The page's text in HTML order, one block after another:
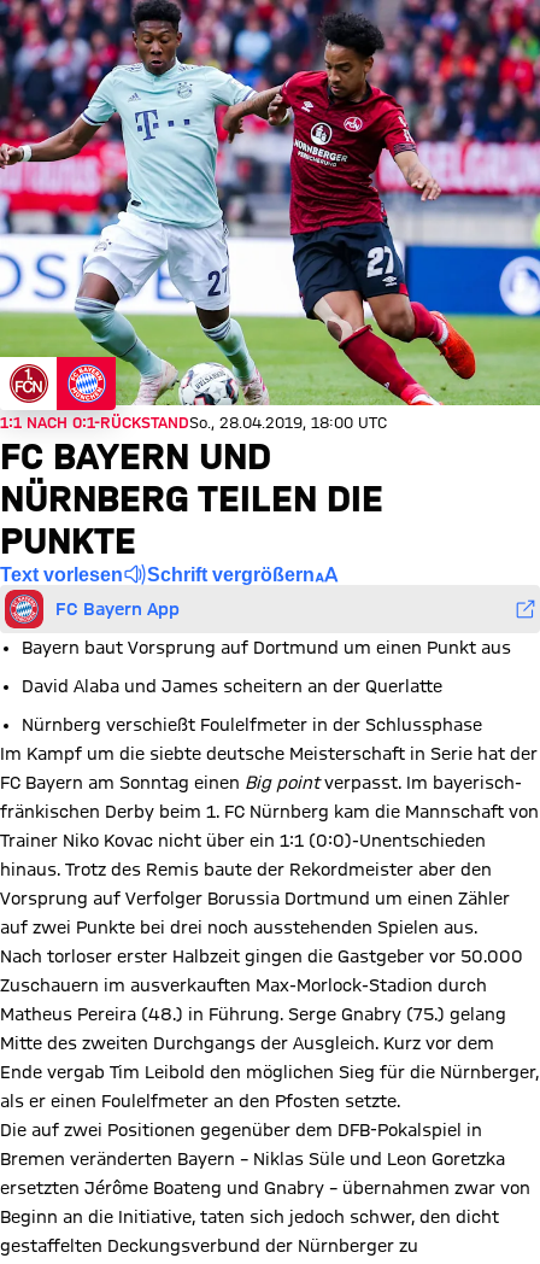
1:1 NACH 0:1-RÜCKSTANDSo., 28.04.2019, 18:00 UTC
FC BAYERN UND
NÜRNBERG TEILEN DIE
PUNKTE
Text vorlesen Schrift vergrößern
FC Bayern App
Bayern baut Vorsprung auf Dortmund um einen Punkt aus
David Alaba und James scheitern an der Querlatte
Nürnberg verschießt Foulelfmeter in der Schlussphase
Im Kampf um die siebte deutsche Meisterschaft in Serie hat der
FC Bayern am Sonntag einen Big pointverpasst. Im bayerisch-
fränkischen Derby beim 1. FC Nürnberg kam die Mannschaft von
Trainer Niko Kovac nicht über ein 1:1 (0:0)-Unentschieden
hinaus. Trotz des Remis baute der Rekordmeister aber den
Vorsprung auf Verfolger Borussia Dortmund um einen Zähler
auf zwei Punkte bei drei noch ausstehenden Spielen aus.
Nach torloser erster Halbzeit gingen die Gastgeber vor 50.000
Zuschauern im ausverkauften Max-Morlock-Stadion durch
Matheus Pereira (48.) in Führung. Serge Gnabry (75.) gelang
Mitte des zweiten Durchgangs der Ausgleich. Kurz vor dem
Ende vergab Tim Leibold den möglichen Sieg für die Nürnberger,
als er einen Foulelfmeter an den Pfosten setzte.
Die auf zwei Positionen gegenüber dem DFB-Pokalspiel in
Bremen veränderten Bayern – Niklas Süle und Leon Goretzka
ersetzten Jérôme Boateng und Gnabry – übernahmen zwar von
Beginn an die Initiative, taten sich jedoch schwer, den dicht
gestaffelten Deckungsverbund der Nürnberger zu